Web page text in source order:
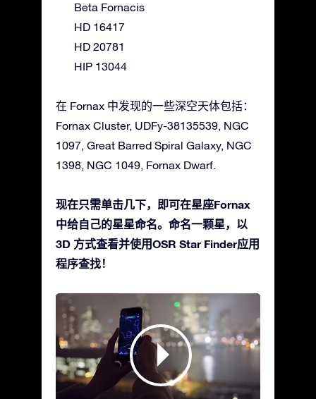
Beta Fornacis
HD 16417
HD 20781
HIP 13044
在 Fornax 中发现的一些深空天体包括：
Fornax Cluster, UDFy-38135539, NGC
1097, Great Barred Spiral Galaxy, NGC
1398, NGC 1049, Fornax Dwarf.
现在只需单击几下，即可在星座Fornax
中给自己的星星命名。命名一颗星，以
3D 方式查看并使用OSR Star Finder应用
程序查找！